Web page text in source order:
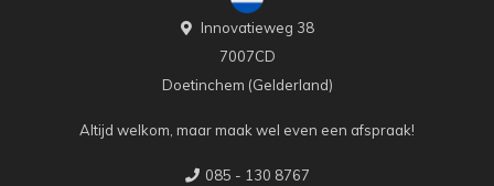
Innovatieweg 38
7007CD
Doetinchem (Gelderland)
Altijd welkom, maar maak wel even een afspraak!
085 - 130 8767